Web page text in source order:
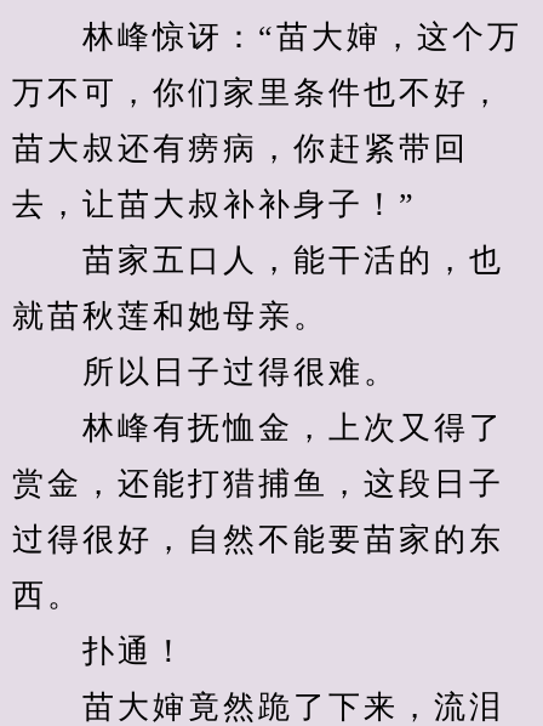
林峰惊讶：“苗大婶，这个万
万不可，你们家里条件也不好，
苗大叔还有痨病，你赶紧带回
去，让苗大叔补补身子！”
苗家五口人，能干活的，也
就苗秋莲和她母亲。
所以日子过得很难。
林峰有抚恤金，上次又得了
赏金，还能打猎捕鱼，这段日子
过得很好，自然不能要苗家的东
西。
扑通！
苗大婶竟然跪了下来，流泪